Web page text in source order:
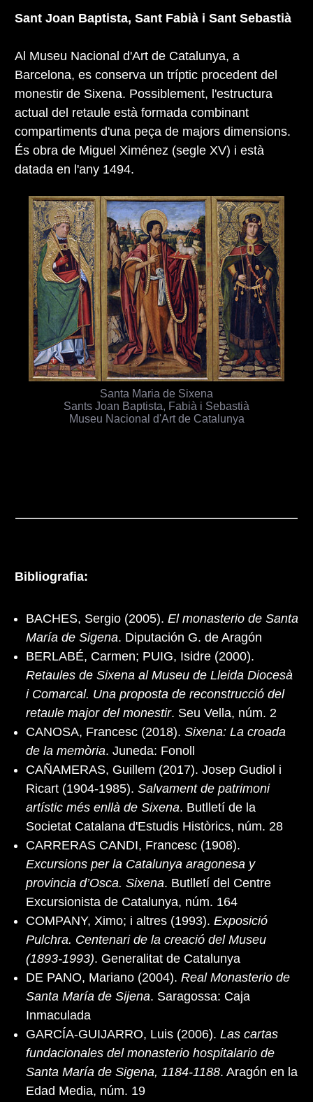
Sant Joan Baptista, Sant Fabià i Sant Sebastià
Al Museu Nacional d'Art de Catalunya, a
Barcelona, es conserva un tríptic procedent del
monestir de Sixena. Possiblement, l'estructura
actual del retaule està formada combinant
compartiments d'una peça de majors dimensions.
És obra de Miguel Ximénez (segle XV) i està
datada en l'any 1494.
Santa Maria de Sixena
Sants Joan Baptista, Fabià i Sebastià
Museu Nacional d'Art de Catalunya
Bibliografia:
BACHES, Sergio (2005). El monasterio de Santa
María de Sigena. Diputación G. de Aragón
BERLABÉ, Carmen; PUIG, Isidre (2000).
Retaules de Sixena al Museu de Lleida Diocesà
i Comarcal. Una proposta de reconstrucció del
retaule major del monestir. Seu Vella, núm. 2
CANOSA, Francesc (2018). Sixena: La croada
de la memòria. Juneda: Fonoll
CAÑAMERAS, Guillem (2017). Josep Gudiol i
Ricart (1904-1985). Salvament de patrimoni
artístic més enllà de Sixena. Butlletí de la
Societat Catalana d'Estudis Històrics, núm. 28
CARRERAS CANDI, Francesc (1908).
Excursions per la Catalunya aragonesa y
provincia d’Osca. Sixena. Butlletí del Centre
Excursionista de Catalunya, núm. 164
COMPANY, Ximo; i altres (1993). Exposició
Pulchra. Centenari de la creació del Museu
(1893-1993). Generalitat de Catalunya
DE PANO, Mariano (2004). Real Monasterio de
Santa María de Sijena. Saragossa: Caja
Inmaculada
GARCÍA-GUIJARRO, Luis (2006). Las cartas
fundacionales del monasterio hospitalario de
Santa María de Sigena, 1184-1188. Aragón en la
Edad Media, núm. 19